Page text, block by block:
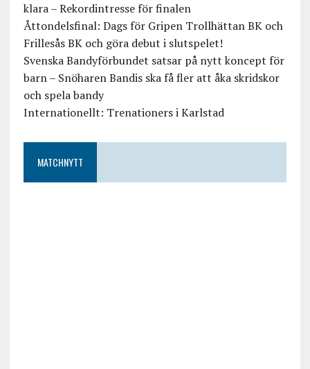
klara – Rekordintresse för finalen
Åttondelsfinal: Dags för Gripen Trollhättan BK och
Frillesås BK och göra debut i slutspelet!
Svenska Bandyförbundet satsar på nytt koncept för
barn – Snöharen Bandis ska få fler att åka skridskor
och spela bandy
Internationellt: Trenationers i Karlstad
MATCHNYTT